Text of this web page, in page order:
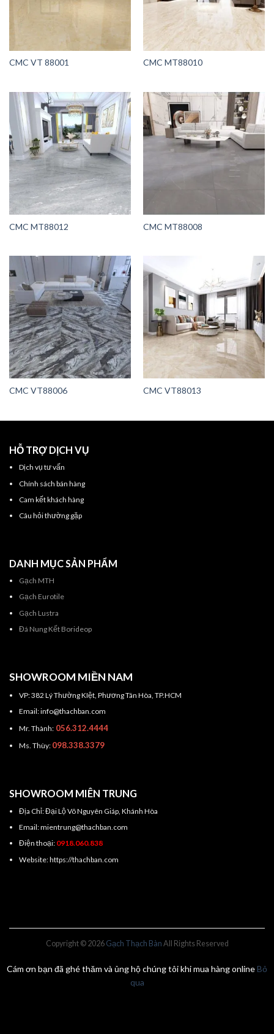
CMC VT 88001 CMC MT88010
CMC MT88012 CMC MT88008
CMC VT88006 CMC VT88013
HỖ TRỢ DỊCH VỤ
Dịch vụ tư vấn
Chính sách bán hàng
Cam kết khách hàng
Câu hỏi thường gặp
DANH MỤC SẢN PHẨM
Gạch MTH
Gạch Eurotile
Gạch Lustra
Đá Nung Kết Borideop
SHOWROOM MIỀN NAM
VP: 382 Lý Thường KIệt, Phương Tân Hòa, TP.HCM
Email: info@thachban.com
Mr. Thành:056.312.4444
Ms. Thùy: 098.338.3379
SHOWROOM MIÊN TRUNG
Địa Chỉ: Đại Lộ Võ Nguyên Giáp, Khánh Hòa
Email: mientrung@thachban.com
Điện thoại: 0918.060.838
Website: https://thachban.com
Copyright © 2026 Gạch Thạch Bàn All Rights Reserved
Cám ơn bạn đã ghé thăm và ủng hộ chúng tôi khi mua hàng online Bỏ
qua